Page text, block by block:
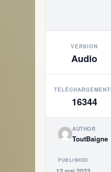
VERSION
Audio
16344
AUTHOR
ToutBaigne
PUBLISHED